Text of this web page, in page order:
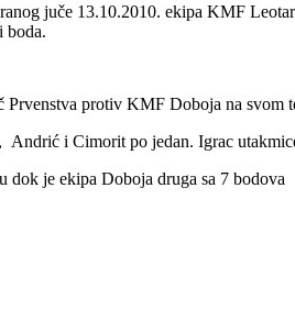
juče 13.10.2010. ekipa KMF
boda.
protiv KMF Doboja na svom
i Cimorit po jedan. Igrac
dok je ekipa Doboja druga sa 7 bodova